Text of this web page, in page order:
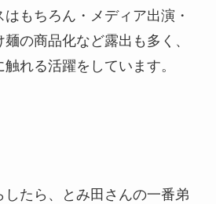
もちろん・メディア出演・
の商品化など露出も多く、
れる活躍をしています。
たら、とみ田さんの一番弟